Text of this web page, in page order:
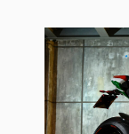
MONSTER
ZNAJDŹ